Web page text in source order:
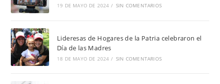
19 DE MAYO DE 2024 / SIN COMENTARIOS
Lideresas de Hogares de la Patria celebraron el
Día de las Madres
18 DE MAYO DE 2024 / SIN COMENTARIOS